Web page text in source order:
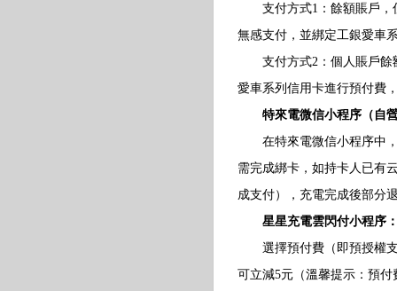
支付方式1：餘額賬戶，
無感支付，並綁定工銀愛車
支付方式2：個人賬戶餘額
愛車系列信用卡進行預付費
特來電微信小程序（自
在特來電微信小程序中，
需完成綁卡，如持卡人已有
成支付），充電完成後部分
星星充電雲閃付小程序
選擇預付費（即預授權支
可立減5元（溫馨提示：預